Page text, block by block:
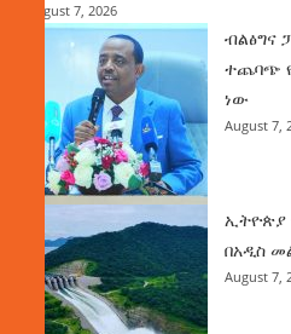
August 7, 2026
ብልፅግና
ተጨባጭ
ነው
August 7,
ኢትዮጵያ
በአዲስ
August 7,